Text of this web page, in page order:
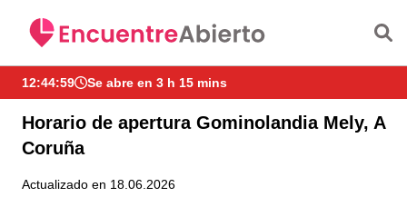
12:44:59 Se abre en 3 h 15 mins
Horario de apertura Gominolandia Mely, A
Coruña
Actualizado en 18.06.2026